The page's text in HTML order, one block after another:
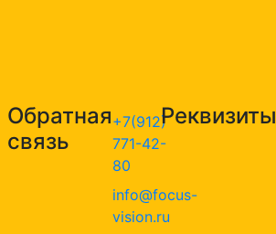
Обратная
связь
+7(912)
771-42-
80
info@focus-
vision.ru
Реквизиты